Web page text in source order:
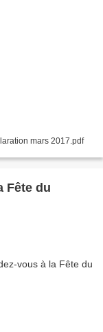
mars 2017.pdf
Fête du